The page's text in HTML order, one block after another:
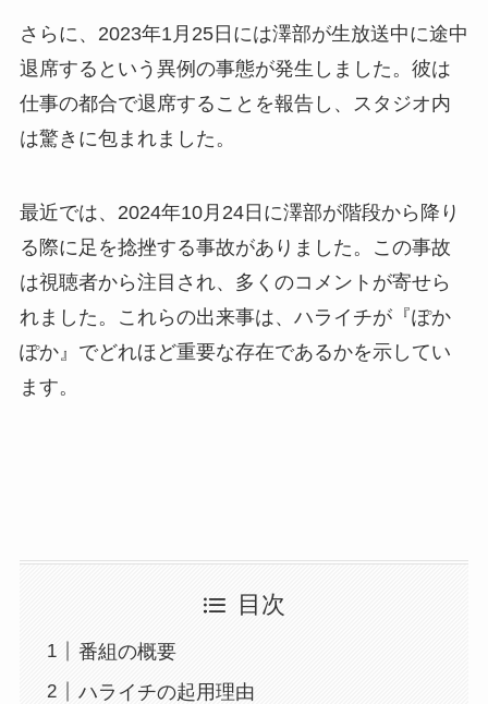
さらに、2023年1月25日には澤部が生放送中に途中
退席するという異例の事態が発生しました。彼は
仕事の都合で退席することを報告し、スタジオ内
は驚きに包まれました。
最近では、2024年10月24日に澤部が階段から降り
る際に足を捻挫する事故がありました。この事故
は視聴者から注目され、多くのコメントが寄せら
れました。これらの出来事は、ハライチが『ぽか
ぽか』でどれほど重要な存在であるかを示してい
ます。
目次
番組の概要
ハライチの起用理由